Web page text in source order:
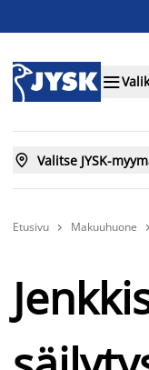

 Valitse JYSK-
Etusivu  Makuuhuone 